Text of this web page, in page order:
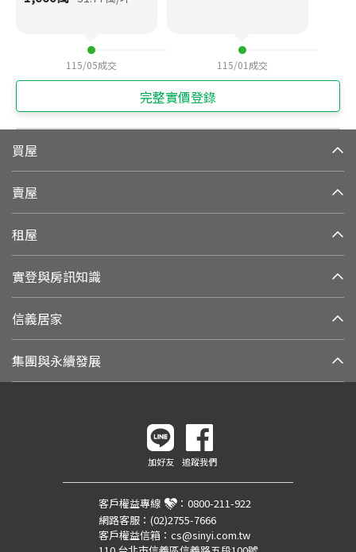
115/05成交 115/01 成交
完整實價登錄
買屋
賣屋
租屋
實登與房訊知識
信義居家
集團與永續發展
加好友 追蹤我們
客戶權益專線 ： 0800-211-922
網路客服： (02)2755-7666
客戶權益信箱： cs@sinyi.com.tw